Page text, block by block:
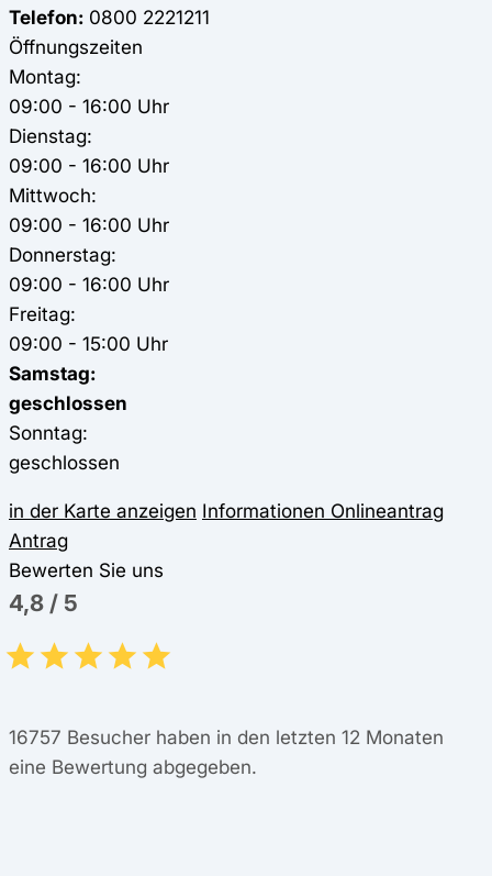
Telefon: 0800 2221211
Öffnungszeiten
Montag:
09:00 - 16:00 Uhr
Dienstag:
09:00 - 16:00 Uhr
Mittwoch:
09:00 - 16:00 Uhr
Donnerstag:
09:00 - 16:00 Uhr
Freitag:
09:00 - 15:00 Uhr
Samstag:
geschlossen
Sonntag:
geschlossen
in der Karte anzeigen Informationen Onlineantrag
Antrag
Bewerten Sie uns
4,8 / 5
16757 Besucher haben in den letzten 12 Monaten
eine Bewertung abgegeben.